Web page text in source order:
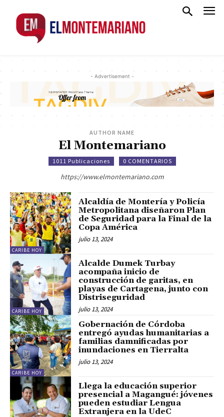
- Advertisement -
AUTHOR NAME
El Montemariano
1011 Publicaciones 0 COMENTARIOS
https://www.elmontemariano.com
CARIBE HOY
Alcaldía de Montería y Policía
Metropolitana diseñaron Plan
de Seguridad para la Final de la
Copa América
julio 13, 2024
CARIBE HOY
Alcalde Dumek Turbay
acompaña inicio de
construcción de garitas, en
playas de Cartagena, junto con
Distriseguridad
julio 13, 2024
CARIBE HOY
Gobernación de Córdoba
entregó ayudas humanitarias a
familias damnificadas por
inundaciones en Tierralta
julio 13, 2024
Llega la educación superior
presencial a Magangué: jóvenes
pueden estudiar Lengua
Extranjera en la UdeC